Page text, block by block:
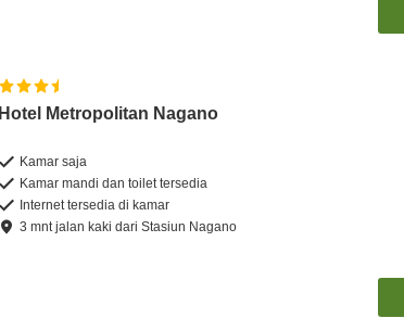
Hotel Metropolitan Nagano
Kamar saja
Kamar mandi dan toilet tersedia
Internet tersedia di kamar
3 mntjalan kaki dariStasiun Nagano